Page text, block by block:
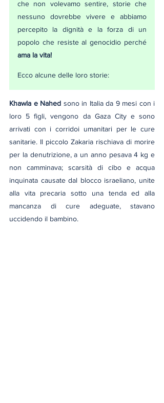
che non volevamo sentire, storie che
nessuno dovrebbe vivere e abbiamo
percepito la dignità e la forza di un
ama la vita!
Ecco alcune delle loro storie:
Khawla e Nahed sono in Italia da 9 mesi con i
loro 5 figli, vengono da Gaza City e sono
arrivati con i corridoi umanitari per le cure
sanitarie. Il piccolo Zakaria rischiava di morire
per la denutrizione, a un anno pesava 4 kg e
non camminava; scarsità di cibo e acqua
inquinata causate dal blocco israeliano, unite
alla vita precaria sotto una tenda ed alla
mancanza di cure adeguate, stavano
uccidendo il bambino.